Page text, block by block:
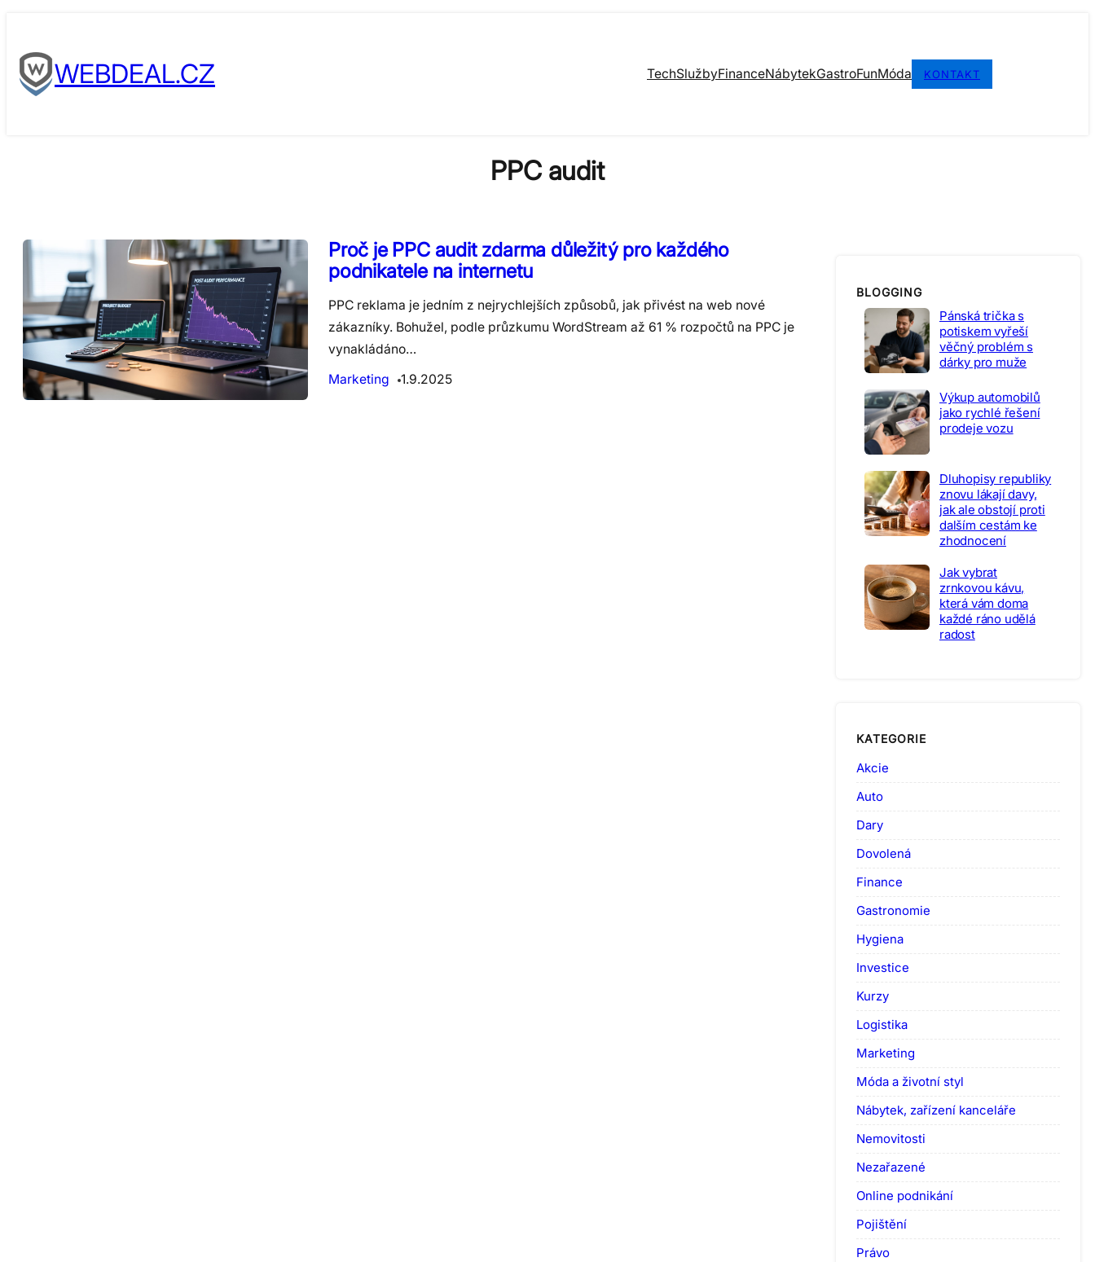
contentWEBDEAL.CZ TechSlužbyFinanceNábytekGastroFunMóda KONTAKT
PPC audit
Proč je PPC audit zdarma důležitý pro každého
podnikatele na internetu
PPC reklama je jedním z nejrychlejších způsobů, jak přivést na web nové
zákazníky. Bohužel, podle průzkumu WordStream až 61 % rozpočtů na PPC je
vynakládáno…
Marketing
1.9.2025
BLOGGING
Pánská trička s
potiskem vyřeší
věčný problém s
dárky pro muže
Výkup automobilů
jako rychlé řešení
prodeje vozu
Dluhopisy republiky
znovu lákají davy,
jak ale obstojí proti
dalším cestám ke
zhodnocení
Jak vybrat
zrnkovou kávu,
která vám doma
každé ráno udělá
radost
KATEGORIE
Akcie
Auto
Dary
Dovolená
Finance
Gastronomie
Hygiena
Investice
Kurzy
Logistika
Marketing
Móda a životní styl
Nábytek, zařízení kanceláře
Nemovitosti
Nezařazené
Online podnikání
Pojištění
Právo